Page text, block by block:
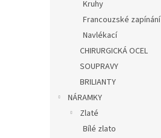
Kruhy
Francouzské zapínání
Navlékací
CHIRURGICKÁ OCEL
SOUPRAVY
BRILIANTY
NÁRAMKY
Zlaté
Bílé zlato